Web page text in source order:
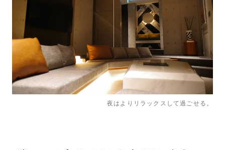
夜はよりリラックスして過ごせる。